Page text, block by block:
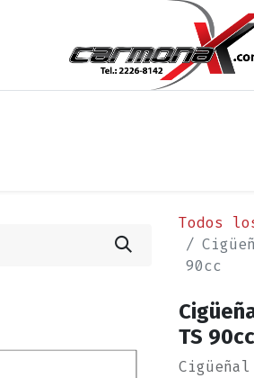
Todos
90cc
TS 90cc
Cigüeñal